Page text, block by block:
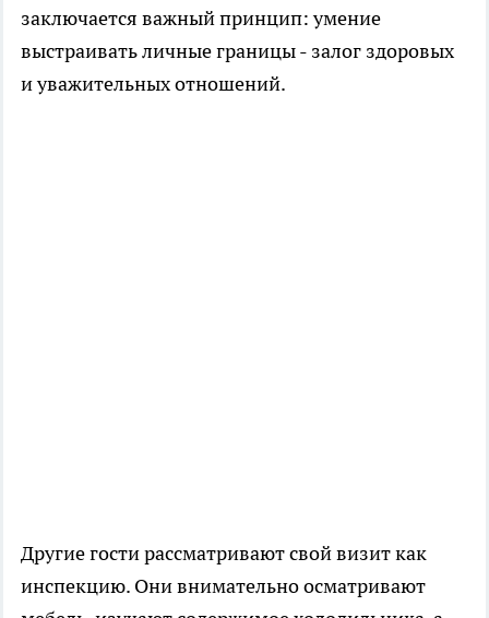
заключается важный принцип: умение
выстраивать личные границы - залог здоровых
и уважительных отношений.
Другие гости рассматривают свой визит как
инспекцию. Они внимательно осматривают